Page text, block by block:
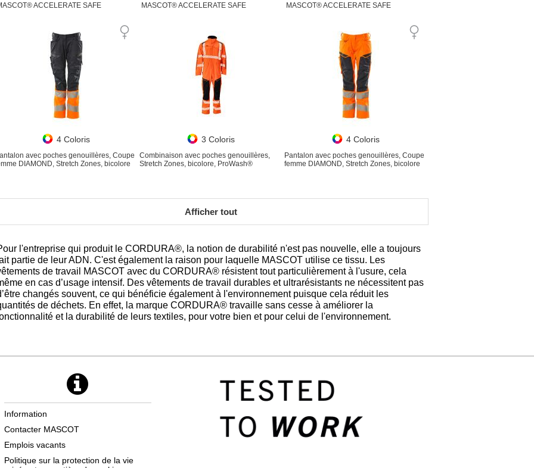
ACCELERATE SAFE
4 Coloris
avec poches genouillères, Coupe
DIAMOND, Stretch Zones, bicolore
MASCOT® ACCELERATE SAFE
3 Coloris
Combinaison avec poches genouillères,
Stretch Zones, bicolore, ProWash®
MASCOT® ACCELERATE SAFE
4 Coloris
Pantalon avec poches genouillères, Coupe
femme DIAMOND, Stretch Zones, bicolore
Afficher tout
l'entreprise qui produit le CORDURA®, la notion de durabilité n'est pas nouvelle, elle a toujours
partie de leur ADN. C'est également la raison pour laquelle MASCOT utilise ce tissu. Les
de travail MASCOT avec du CORDURA® résistent tout particulièrement à l'usure, cela
en cas d’usage intensif. Des vêtements de travail durables et ultrarésistants ne nécessitent pas
changés souvent, ce qui bénéficie également à l'environnement puisque cela réduit les
de déchets. En effet, la marque CORDURA® travaille sans cesse à améliorer la
et la durabilité de leurs textiles, pour votre bien et pour celui de l'environnement.
Information
Contacter MASCOT
Emplois vacants
Politique sur la protection de la vie